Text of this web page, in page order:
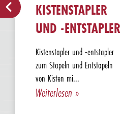
KISTENSTAPLER
UND -ENTSTAPLER
Kistenstapler und -entstapler
zum Stapeln und Entstapeln
von Kisten mi...
Weiterlesen »